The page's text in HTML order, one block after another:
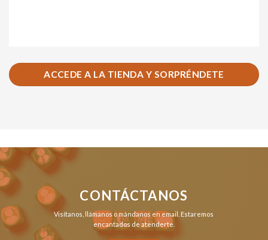
ACCEDE A LA TIENDA Y SORPRÉNDETE
CONTÁCTANOS
Visítanos, llámanosomándanos en email . Estaremos
encantados de atenderte.